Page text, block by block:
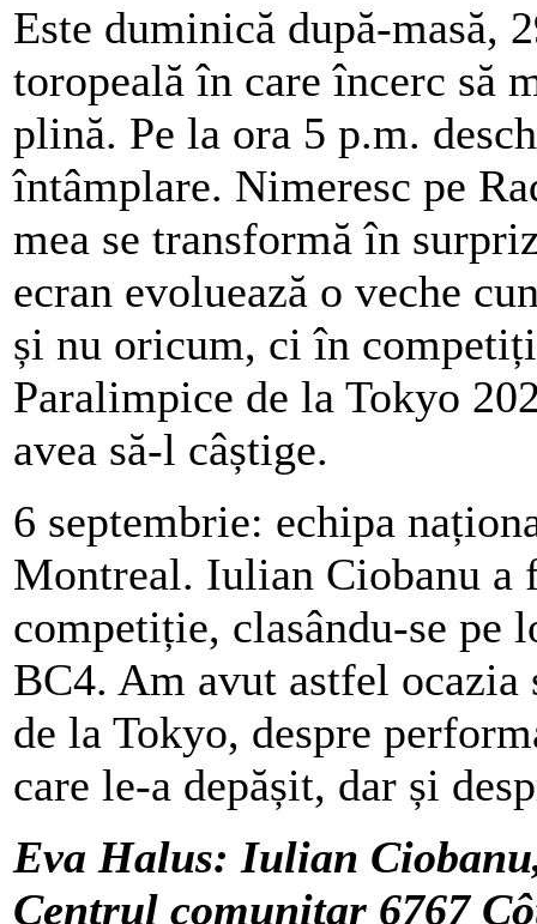
Este duminică după-masă,
toropeală în care încerc să
plină. Pe la ora 5 p.m.
întâmplare. Nimeresc pe
mea se transformă în
ecran evoluează o veche
și nu oricum, ci în
Paralimpice de la Tokyo
avea să-l câștige.
6 septembrie: echipa
Montreal. Iulian Ciobanu a
competiție, clasându-se pe
BC4. Am avut astfel ocazia
de la Tokyo, despre
care le-a depășit, dar și
Eva Halus: Iulian
Centrul comunitar 6767